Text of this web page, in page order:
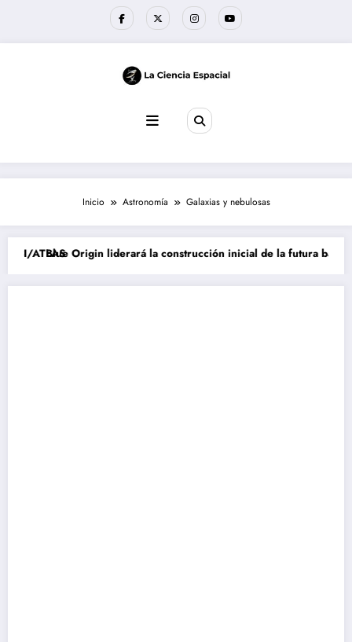
Inicio Astronomía Galaxias y nebulosas
ATLAS
Blue Origin liderará la construcción inicial de la futura base